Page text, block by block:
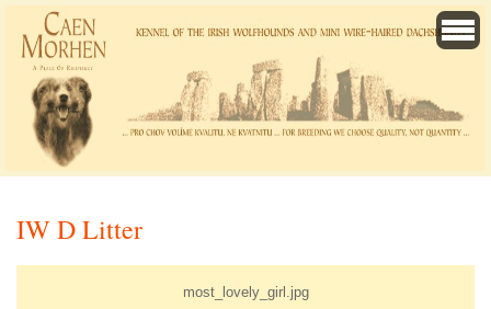
IW D Litter
most_lovely_girl.jpg